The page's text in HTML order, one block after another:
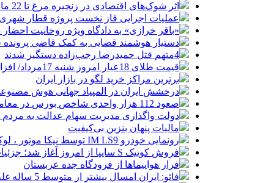
اثر شوک‌های اقتصادی در زنجیره مرغ تا 22 ماه باقی می‌ماند
عملیات اجرایی فاز نخست پروژه قطار
«باقر خرازی» به دادگاه ویژه روحانیت
دستیار هوشمند قضایی به کمک قاضی پرونده
4متهم قتل حمیدرضا رجب‌زاده دستگیر شدند
قیمت طلای 18عیار امروز شنبه 17مرداد/ افزایش قیمت + جدول و جزئیات
برترین مراکز خرید لگو در بازار ایران
درخشش ایران در المپیاد جهانی هوش
صعود 112 هزار واحدی شاخص بورس در معاملات امروز
دولت واگذاری مدیریت سهام عدالت به مردم
مالیات پنهان بنزین بی‌کیفیت
رونمایی خودرو IM LS9 توسط نیکا موتور ، لوکس ترین شاسی بلند EREV در ایران
فروش کوییک S سایپا از امروز آغاز شد؛ جزئیات ثبت‌نام و شرایط
فرار هواپیماها از فرودگاه جده عربستان
فائو: ایران امسال بیشتر از متوسط 5 ساله غله تولید می‌کند